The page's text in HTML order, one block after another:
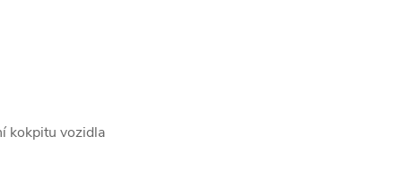
kokpitu vozidla